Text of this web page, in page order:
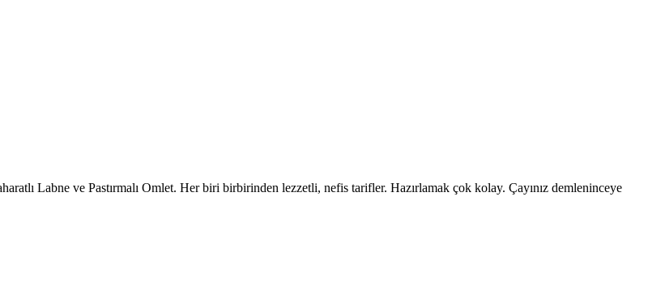
Labne ve Pastırmalı Omlet. Her biri birbirinden lezzetli, nefis tarifler. Hazırlamak çok kolay. Çayınız demleninceye